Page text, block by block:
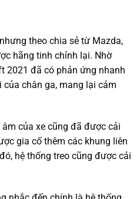
theo chia sẻ từ Mazda,
hãng tinh chỉnh lại. Nhờ
2021 đã có phản ứng nhanh
chân ga, mang lại cảm
của xe cũng đã được cải
gia cố thêm các khung liên
hệ thống treo cũng được cải